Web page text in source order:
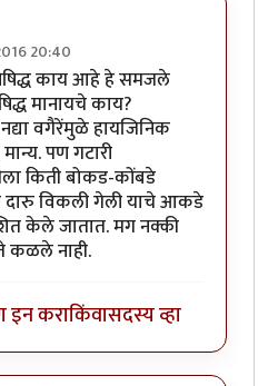
20:40
काय आहे हे समजले
मानायचे काय?
वगैरेंमुळे हायजिनिक
मान्य. पण गटारी
किती बोकड-कोंबडे
विकली गेली याचे आकडे
केले जातात. मग नक्की
कळले नाही.
इन कराकिंवासदस्य व्हा